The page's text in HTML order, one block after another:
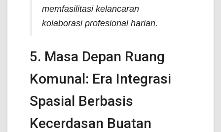
memfasilitasi kelancaran
kolaborasi profesional harian.
5. Masa Depan Ruang
Komunal: Era Integrasi
Spasial Berbasis
Kecerdasan Buatan